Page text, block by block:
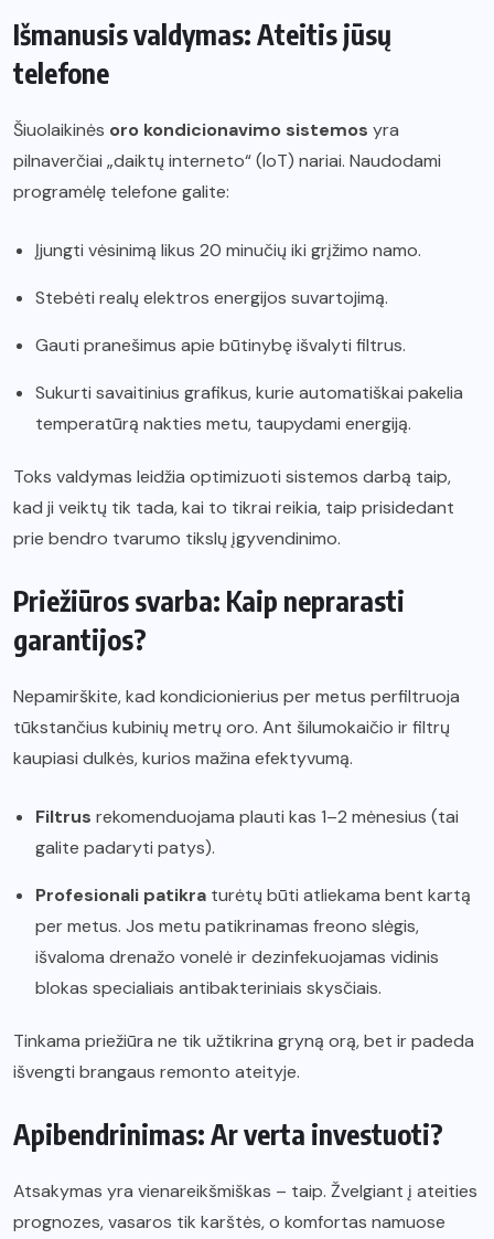
Išmanusis valdymas: Ateitis jūsų
telefone
Šiuolaikinės oro kondicionavimo sistemos yra
pilnaverčiai „daiktų interneto“ (IoT) nariai. Naudodami
programėlę telefone galite:
Įjungti vėsinimą likus 20 minučių iki grįžimo namo.
Stebėti realų elektros energijos suvartojimą.
Gauti pranešimus apie būtinybę išvalyti filtrus.
Sukurti savaitinius grafikus, kurie automatiškai pakelia
temperatūrą nakties metu, taupydami energiją.
Toks valdymas leidžia optimizuoti sistemos darbą taip,
kad ji veiktų tik tada, kai to tikrai reikia, taip prisidedant
prie bendro tvarumo tikslų įgyvendinimo.
Priežiūros svarba: Kaip neprarasti
garantijos?
Nepamirškite, kad kondicionierius per metus perfiltruoja
tūkstančius kubinių metrų oro. Ant šilumokaičio ir filtrų
kaupiasi dulkės, kurios mažina efektyvumą.
Filtrus rekomenduojama plauti kas 1–2 mėnesius (tai
galite padaryti patys).
Profesionali patikra turėtų būti atliekama bent kartą
per metus. Jos metu patikrinamas freono slėgis,
išvaloma drenažo vonelė ir dezinfekuojamas vidinis
blokas specialiais antibakteriniais skysčiais.
Tinkama priežiūra ne tik užtikrina gryną orą, bet ir padeda
išvengti brangaus remonto ateityje.
Apibendrinimas: Ar verta investuoti?
Atsakymas yra vienareikšmiškas – taip. Žvelgiant į ateities
prognozes, vasaros tik karštės, o komfortas namuose